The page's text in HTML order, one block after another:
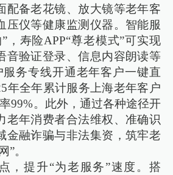
配备老花镜、放大镜等老年客
压仪等健康监测仪器。智能服
，寿险APP“尊老模式”可实现
音验证登录、信息内容朗读等
服务专线开通老年客户一键直
年全年累计服务上海老年客户
99%。此外，通过各种途径开
老年消费者合法维权、准确识
金融诈骗与非法集资，筑牢老
”。
，提升“为老服务”速度。搭